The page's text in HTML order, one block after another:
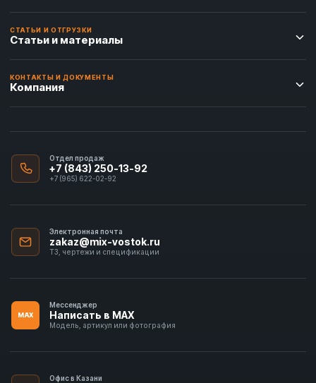
СТАТЬИ И ОТГРУЗКИ
Статьи и материалы
КОНТАКТЫ И ДОКУМЕНТЫ
Компания
Отдел продаж
+7 (843) 250-13-92
+7 (965) 622-02-92
Электронная почта
zakaz@mix-vostok.ru
ТЗ, чертежи и спецификации
MAX
Мессенджер
Написать в MAX
Модель, артикул или фотография
Офис в Казани